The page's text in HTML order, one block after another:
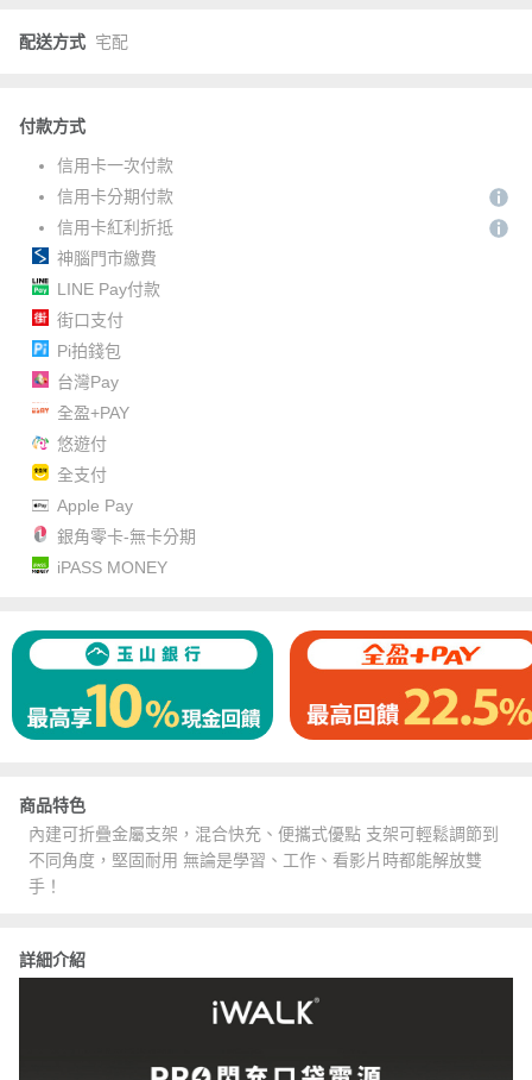
配送方式 宅配
付款方式
信用卡一次付款
信用卡分期付款
信用卡紅利折抵
神腦門市繳費
LINE Pay付款
街口支付
Pi拍錢包
台灣Pay
全盈+PAY
悠遊付
全支付
Apple Pay
銀角零卡-無卡分期
iPASS MONEY
商品特色
內建可折疊金屬支架，混合快充、便攜式優點 支架可輕鬆調節到
不同角度，堅固耐用 無論是學習、工作、看影片時都能解放雙
手！
詳細介紹